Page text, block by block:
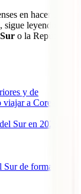
en hacer un
sigue leyendo y
o la República
y de
a Corea del
Sur en 2025?
de forma